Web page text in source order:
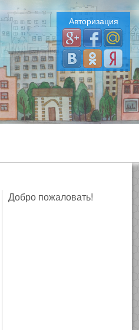
Авторизация
Добро пожаловать!